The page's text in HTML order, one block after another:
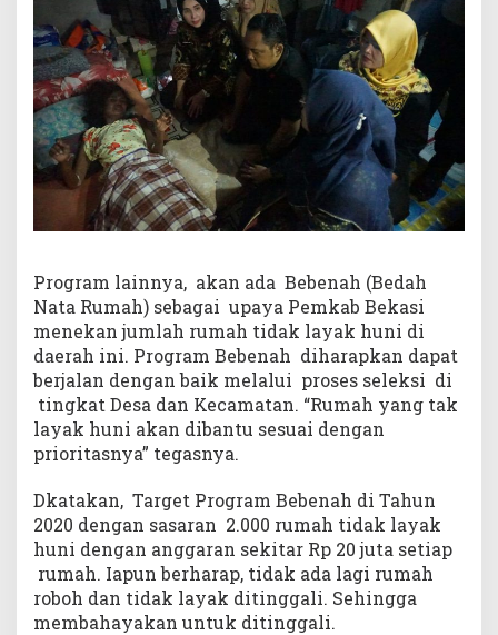
Program lainnya, akan ada Bebenah (Bedah
Nata Rumah) sebagai upaya Pemkab Bekasi
menekan jumlah rumah tidak layak huni di
daerah ini. Program Bebenah diharapkan dapat
berjalan dengan baik melalui proses seleksi di
tingkat Desa dan Kecamatan. “Rumah yang tak
layak huni akan dibantu sesuai dengan
prioritasnya” tegasnya.
Dkatakan, Target Program Bebenah di Tahun
2020 dengan sasaran 2.000 rumah tidak layak
huni dengan anggaran sekitar Rp 20 juta setiap
rumah. Iapun berharap, tidak ada lagi rumah
roboh dan tidak layak ditinggali. Sehingga
membahayakan untuk ditinggali.